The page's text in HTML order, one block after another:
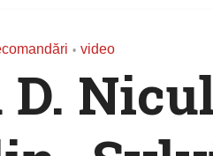
• video